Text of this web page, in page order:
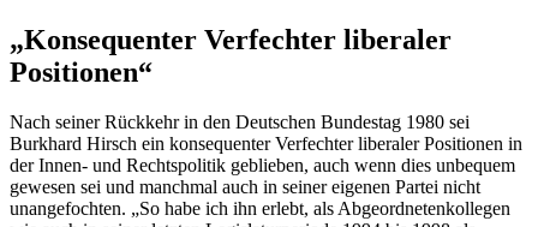
„Konsequenter Verfechter liberaler
Positionen“
Nach seiner Rückkehr in den Deutschen Bundestag 1980 sei
Burkhard Hirsch ein konsequenter Verfechter liberaler Positionen in
der Innen- und Rechtspolitik geblieben, auch wenn dies unbequem
gewesen sei und manchmal auch in seiner eigenen Partei nicht
unangefochten. „So habe ich ihn erlebt, als Abgeordnetenkollegen